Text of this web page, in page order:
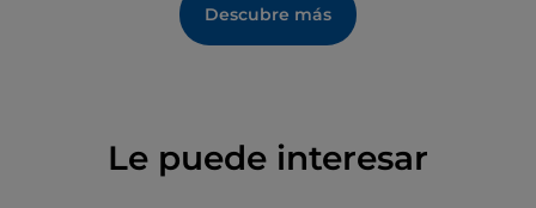
Descubre más
Le puede interesar